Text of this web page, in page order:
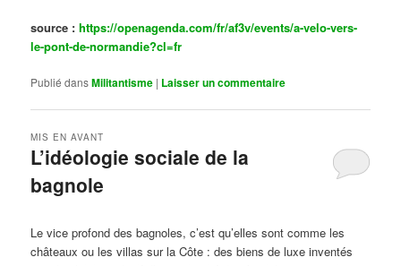
source :https://openagenda.com/fr/af3v/events/a-velo-vers-
le-pont-de-normandie?cl=fr
Publié dansMilitantisme | Laisser un commentaire
L’idéologie sociale de la
bagnole
MIS EN AVANT
Le vice profond des bagnoles, c’est qu’elles sont comme les
châteaux ou les villas sur la Côte : des biens de luxe inventés